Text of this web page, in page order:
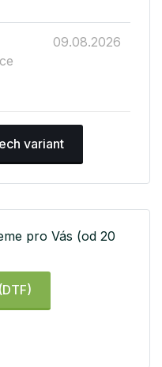
09.08.2026
variant
pro Vás (od 20